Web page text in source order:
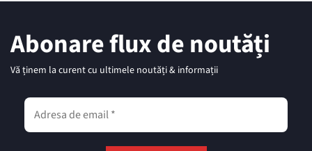
Abonare flux de noutăți
Vă ținem la curent cu ultimele noutăți & informații